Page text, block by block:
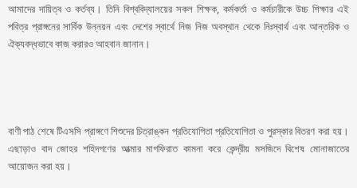
আমাদের দায়িত্ব ও কর্তব্য। তিনি বিশ্ববিদ্যালয়ের সকল শিক্ষক, কর্মকর্তা ও কর্মচারীকে উচ্চ শিক্ষার এই
পবিত্র প্রাঙ্গনের সার্বিক উন্নয়ন এবং দেশের স্বার্থে নিজ নিজ অবস্থান থেকে নিঃস্বার্থ এবং আন্তরিক ও
ঐক্যবদ্ধভাবে কাজ করারও আহবান জানান।
বাণী পাঠ শেষে টিএসসি প্রাঙ্গণে শিশুদের চিত্রাঙ্কন প্রতিযোগিতা প্রতিযোগিতা ও পুরস্কার বিতরণ করা হয়।
এছাড়াও বাদ জোহর শহিদগণের আত্মার মাগফিরাত কামনা করে কেন্দ্রীয় মসজিদে বিশেষ মোনাজাতের
আয়োজন করা হয়।